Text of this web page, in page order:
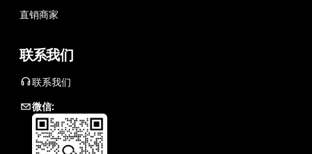
直销商家
联系我们
联系我们
微信: